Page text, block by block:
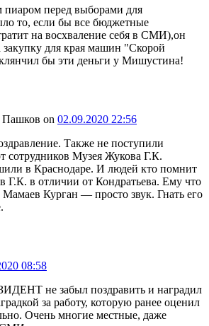
перед выборами для
то, если бы все бюджетные
на восхваление себя в СМИ),он
закупку для края машин "Скорой
бы эти деньги у Мишустина!
Пашков on 02.09.2020 22:56
Также не поступили
сотрудников Музея Жукова Г.К.
в Краснодаре. И людей кто помнит
Г.К. в отличии от Кондратьева. Ему что
Курган — просто звук. Гнать его
08:58
не забыл поздравить и наградил
за работу, которую ранее оценил
Очень многие местные, даже